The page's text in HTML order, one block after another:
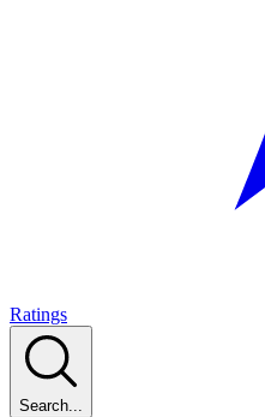
Ratings
Search...